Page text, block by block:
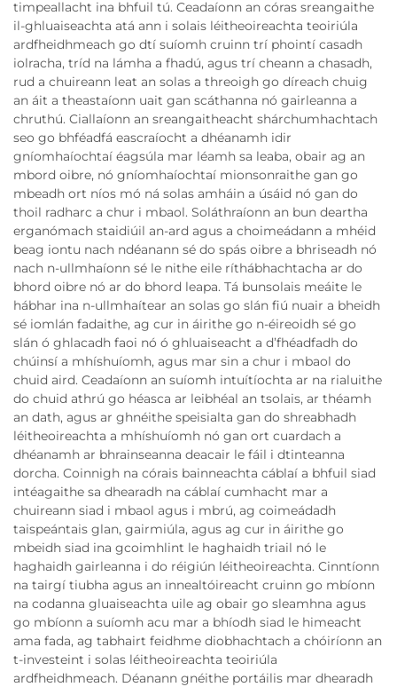
timpeallacht ina bhfuil tú. Ceadaíonn an córas sreangaithe
il-ghluaiseachta atá ann i solais léitheoireachta teoiriúla
ardfheidhmeach go dtí suíomh cruinn trí phointí casadh
iolracha, tríd na lámha a fhadú, agus trí cheann a chasadh,
rud a chuireann leat an solas a threoigh go díreach chuig
an áit a theastaíonn uait gan scáthanna nó gairleanna a
chruthú. Ciallaíonn an sreangaitheacht shárchumhachtach
seo go bhféadfá eascraíocht a dhéanamh idir
gníomhaíochtaí éagsúla mar léamh sa leaba, obair ag an
mbord oibre, nó gníomhaíochtaí mionsonraithe gan go
mbeadh ort níos mó ná solas amháin a úsáid nó gan do
thoil radharc a chur i mbaol. Soláthraíonn an bun deartha
erganómach staidiúil an-ard agus a choimeádann a mhéid
beag iontu nach ndéanann sé do spás oibre a bhriseadh nó
nach n-ullmhaíonn sé le nithe eile ríthábhachtacha ar do
bhord oibre nó ar do bhord leapa. Tá bunsolais meáite le
hábhar ina n-ullmhaítear an solas go slán fiú nuair a bheidh
sé iomlán fadaithe, ag cur in áirithe go n-éireoidh sé go
slán ó ghlacadh faoi nó ó ghluaiseacht a d’fhéadfadh do
chúinsí a mhíshuíomh, agus mar sin a chur i mbaol do
chuid aird. Ceadaíonn an suíomh intuítíochta ar na rialuithe
do chuid athrú go héasca ar leibhéal an tsolais, ar théamh
an dath, agus ar ghnéithe speisialta gan do shreabhadh
léitheoireachta a mhíshuíomh nó gan ort cuardach a
dhéanamh ar bhrainseanna deacair le fáil i dtinteanna
dorcha. Coinnigh na córais bainneachta cáblaí a bhfuil siad
intéagaithe sa dhearadh na cáblaí cumhacht mar a
chuireann siad i mbaol agus i mbrú, ag coimeádadh
taispeántais glan, gairmiúla, agus ag cur in áirithe go
mbeidh siad ina gcoimhlint le haghaidh triail nó le
haghaidh gairleanna i do réigiún léitheoireachta. Cinntíonn
na tairgí tiubha agus an innealtóireacht cruinn go mbíonn
na codanna gluaiseachta uile ag obair go sleamhna agus
go mbíonn a suíomh acu mar a bhíodh siad le himeacht
ama fada, ag tabhairt feidhme diobhachtach a chóiríonn an
t-investeint i solas léitheoireachta teoiriúla
ardfheidhmeach. Déanann gnéithe portáilis mar dhearadh